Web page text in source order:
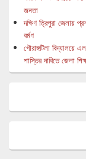
জনতা
দক্ষিণ ত্রিপুরা জেলায়
বর্মণ
গৌরাঙ্গটিলা বিদ্যালয়ে
শাস্তির দাবিতে জেলা